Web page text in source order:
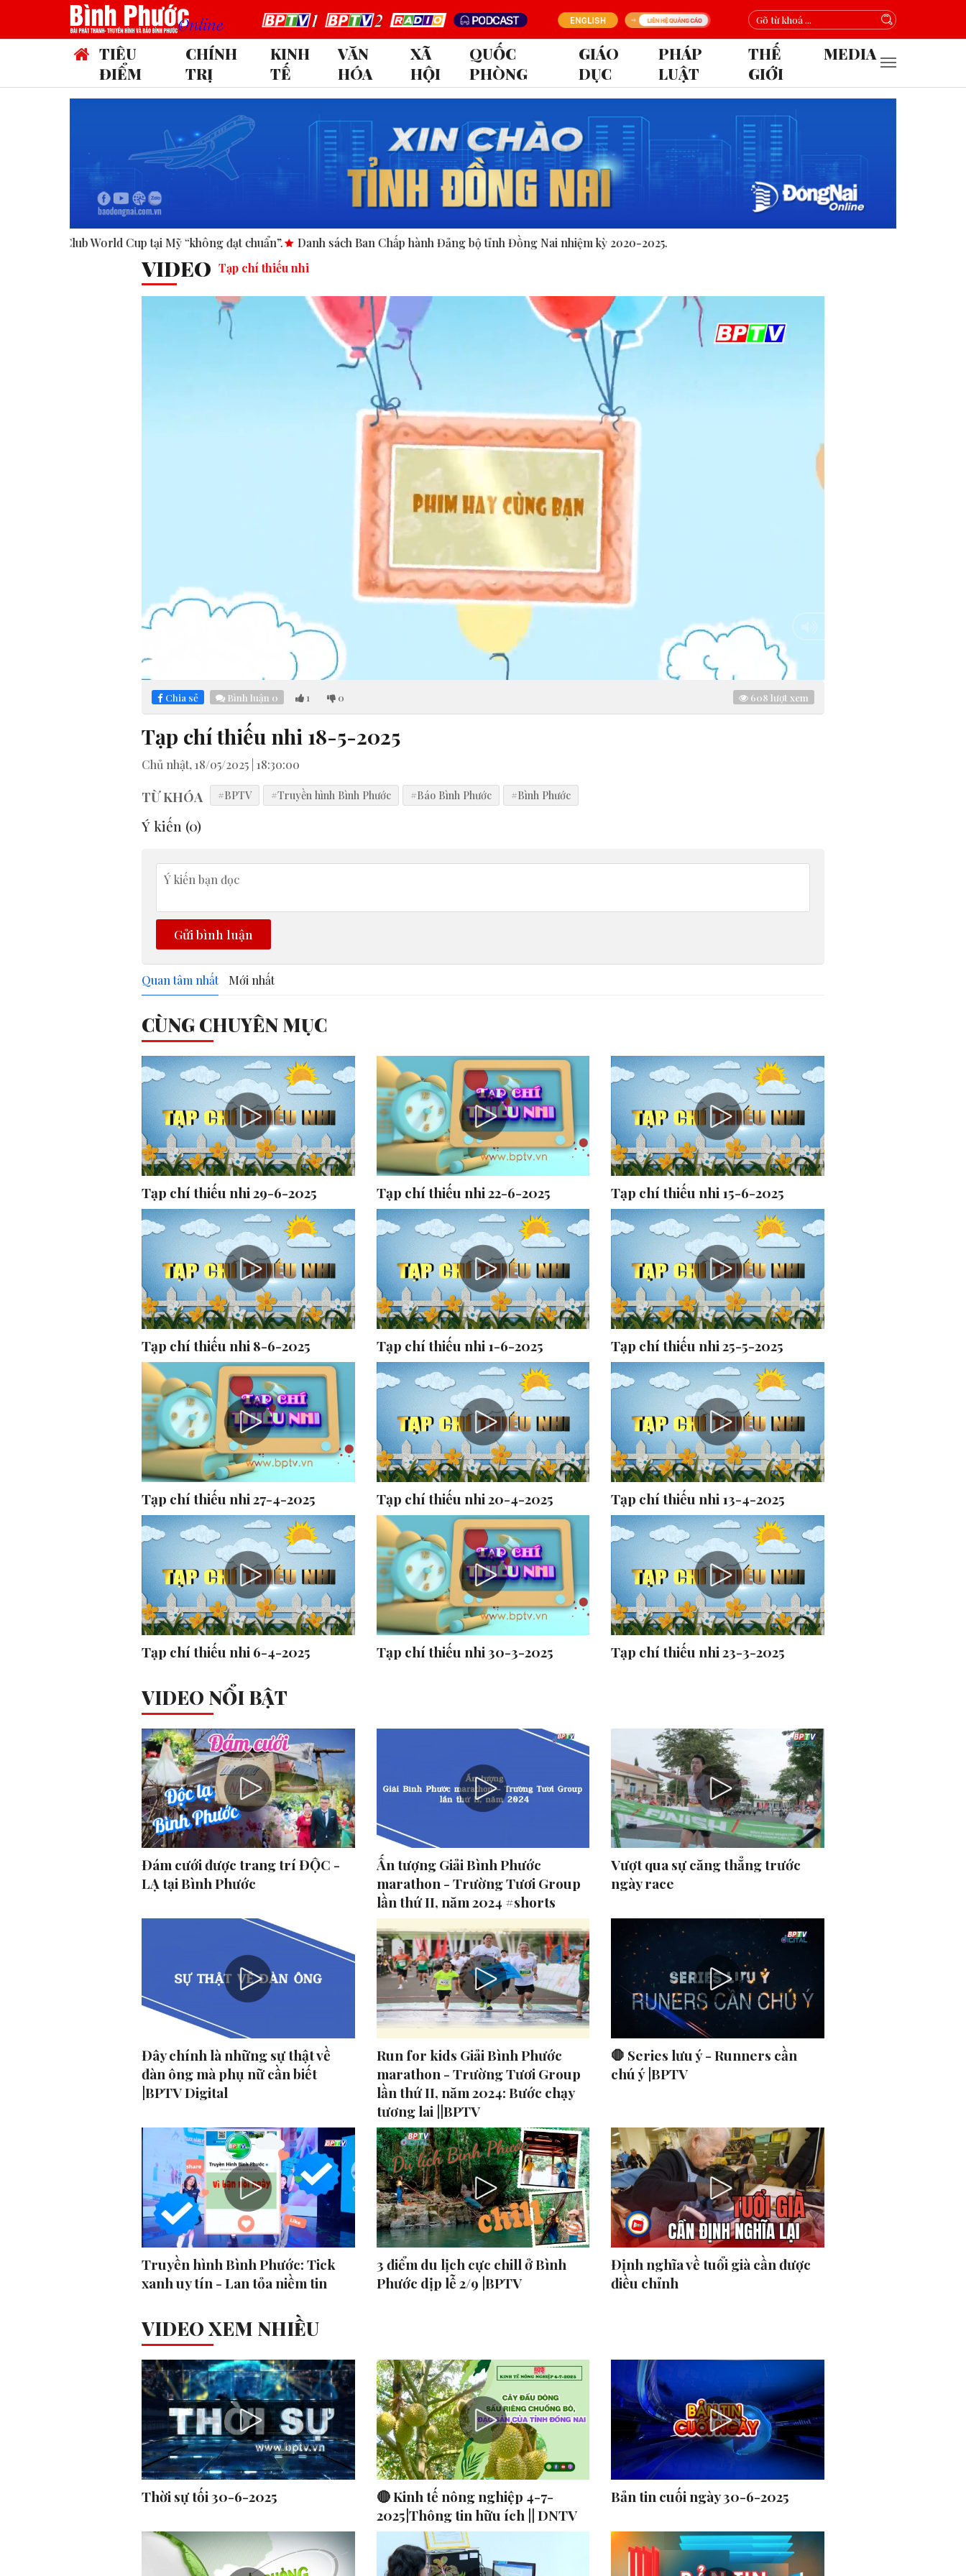
TIÊU
ĐIỂM
CHÍNH
TRỊ
KINH
TẾ
VĂN
HÓA
XÃ
HỘI
QUỐC
PHÒNG
GIÁO
DỤC
PHÁP
LUẬT
THẾ
GIỚI
MEDIA
tại Mỹ “không đạt chuẩn”. Danh sách Ban Chấp hành Đảng bộ tỉnh Đồng Nai nhiệm kỳ 2020-2025.
VIDEO Tạp chí thiếu nhi
Chia sẻ Bình luận 0 1 0 608 lượt xem
Tạp chí thiếu nhi 18-5-2025
Chủ nhật, 18/05/2025 | 18:30:00
TỪ KHÓA #BPTV #Truyền hình Bình Phước #Báo Bình Phước #Bình Phước
Ý kiến (0)
Gửi bình luận
Quan tâm nhất Mới nhất
CÙNG CHUYÊN MỤC
Tạp chí thiếu nhi 29-6-2025 Tạp chí thiếu nhi 22-6-2025 Tạp chí thiếu nhi 15-6-2025
Tạp chí thiếu nhi 8-6-2025 Tạp chí thiếu nhi 1-6-2025 Tạp chí thiếu nhi 25-5-2025
Tạp chí thiếu nhi 27-4-2025 Tạp chí thiếu nhi 20-4-2025 Tạp chí thiếu nhi 13-4-2025
Tạp chí thiếu nhi 6-4-2025 Tạp chí thiếu nhi 30-3-2025 Tạp chí thiếu nhi 23-3-2025
VIDEO NỔI BẬT
Đám cưới được trang trí ĐỘC -
LẠ tại Bình Phước
Ấn tượng Giải Bình Phước
marathon - Trường Tươi Group
lần thứ II, năm 2024 #shorts
Vượt qua sự căng thẳng trước
ngày race
Đây chính là những sự thật về
đàn ông mà phụ nữ cần biết
|BPTV Digital
Run for kids Giải Bình Phước
marathon - Trường Tươi Group
lần thứ II, năm 2024: Bước chạy
tương lai ||BPTV
🛑 Series lưu ý - Runners cần
chú ý |BPTV
Truyền hình Bình Phước: Tick
xanh uy tín - Lan tỏa niềm tin
3 điểm du lịch cực chill ở Bình
Phước dịp lễ 2/9 |BPTV
Định nghĩa về tuổi già cần được
điều chỉnh
VIDEO XEM NHIỀU
Thời sự tối 30-6-2025
🔴 Kinh tế nông nghiệp 4-7-
2025|Thông tin hữu ích || DNTV
Bản tin cuối ngày 30-6-2025